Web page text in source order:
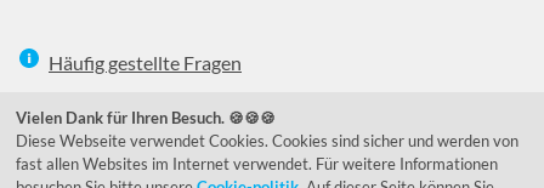
Häufig gestellte Fragen
039292 - 678215
de@lumidora.com
Vielen Dank für Ihren Besuch. 🍪🍪🍪
Diese Webseite verwendet Cookies. Cookies sind sicher und werden von
fast allen Websites im Internet verwendet. Für weitere Informationen